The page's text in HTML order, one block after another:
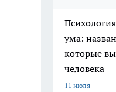
ума:
которые
человека
11 июля